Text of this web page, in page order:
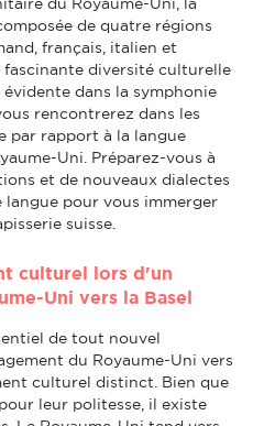
de quatre régions
français, italien et
diversité culturelle
dans la symphonie
rencontrerez dans les
par rapport à la langue
Uni. Préparez-vous à
et de nouveaux dialectes
langue pour vous immerger
suisse.
culturel lors d'un
Uni vers la Basel
de tout nouvel
du Royaume-Uni vers
culturel distinct. Bien que
leur politesse, il existe